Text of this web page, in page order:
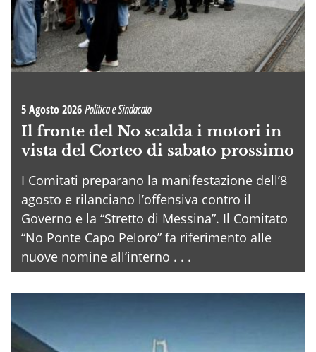
5 Agosto 2026Politica e Sindacato
Il fronte del No scalda i motori in
vista del Corteo di sabato prossimo
I Comitati preparano la manifestazione dell’8
agosto e rilanciano l’offensiva contro il
Governo e la “Stretto di Messina”. Il Comitato
“No Ponte Capo Peloro” fa riferimento alle
nuove nomine all’interno . . .